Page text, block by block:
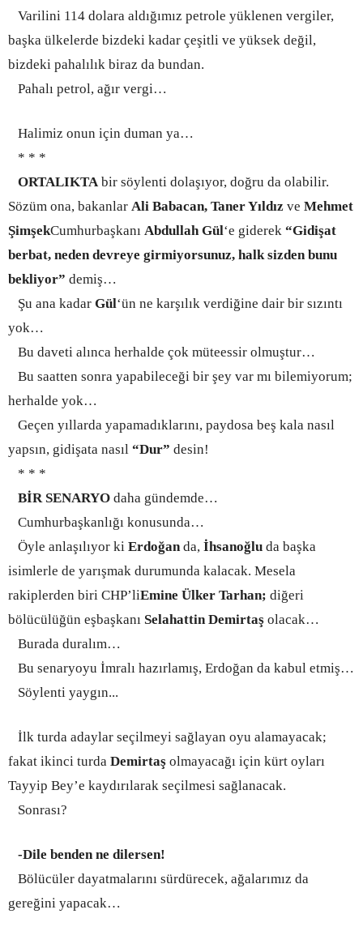
Varilini 114 dolara aldığımız petrole yüklenen vergiler,
başka ülkelerde bizdeki kadar çeşitli ve yüksek değil,
bizdeki pahalılık biraz da bundan.
Pahalı petrol, ağır vergi…
Halimiz onun için duman ya…
* * *
ORTALIKTA bir söylenti dolaşıyor, doğru da olabilir.
Sözüm ona, bakanlar Ali Babacan, Taner Yıldız ve Mehmet
ŞimşekCumhurbaşkanı Abdullah Gül‘e giderek “Gidişat
berbat, neden devreye girmiyorsunuz, halk sizden bunu
bekliyor” demiş…
Şu ana kadar Gül‘ün ne karşılık verdiğine dair bir sızıntı
yok…
Bu daveti alınca herhalde çok müteessir olmuştur…
Bu saatten sonra yapabileceği bir şey var mı bilemiyorum;
herhalde yok…
Geçen yıllarda yapamadıklarını, paydosa beş kala nasıl
yapsın, gidişata nasıl “Dur” desin!
* * *
BİR SENARYO daha gündemde…
Cumhurbaşkanlığı konusunda…
Öyle anlaşılıyor ki Erdoğanda, İhsanoğlu da başka
isimlerle de yarışmak durumunda kalacak. Mesela
rakiplerden biri CHP’liEmine Ülker Tarhan; diğeri
bölücülüğün eşbaşkanı Selahattin Demirtaş olacak…
Burada duralım…
Bu senaryoyu İmralı hazırlamış, Erdoğan da kabul etmiş…
Söylenti yaygın...
İlk turda adaylar seçilmeyi sağlayan oyu alamayacak;
fakat ikinci turda Demirtaş olmayacağı için kürt oyları
Tayyip Bey’e kaydırılarak seçilmesi sağlanacak.
Sonrası?
-Dile benden ne dilersen!
Bölücüler dayatmalarını sürdürecek, ağalarımız da
gereğini yapacak…